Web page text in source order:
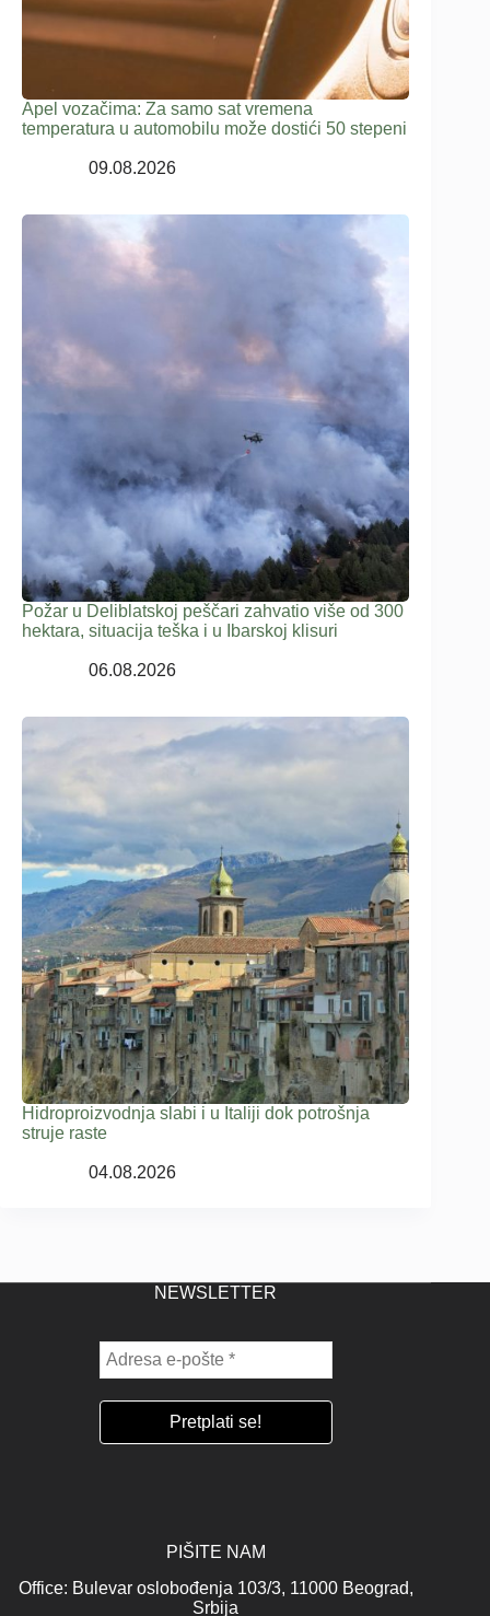
Apel vozačima: Za samo sat vremena
temperatura u automobilu može dostići 50 stepeni
09.08.2026
Požar u Deliblatskoj peščari zahvatio više od 300
hektara, situacija teška i u Ibarskoj klisuri
06.08.2026
Hidroproizvodnja slabi i u Italiji dok potrošnja
struje raste
04.08.2026
NEWSLETTER
PIŠITE NAM
Office: Bulevar oslobođenja 103/3, 11000 Beograd,
Srbija